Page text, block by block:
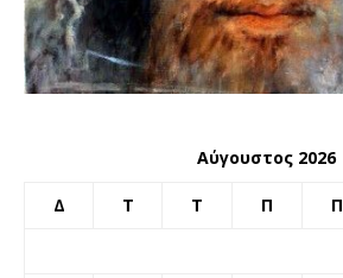
Αύγουστος 2026
Δ Τ Τ Π Π